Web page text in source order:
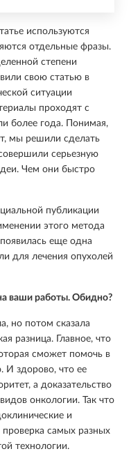
используются
отдельные фразы.
степени
свою статью в
ситуации
проходят с
более года. Понимая,
мы решили сделать
серьезную
Чем они быстро
публикации
этого метода
еще одна
для лечения опухолей
ваши работы. Обидно?
но потом сказала
разница. Главное, что
сможет помочь в
И здорово, что ее
а доказательство
онкологии. Так что
и
проверка самых разных
технологии.